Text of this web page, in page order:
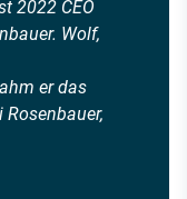
2022 CEO
Wolf,
er das